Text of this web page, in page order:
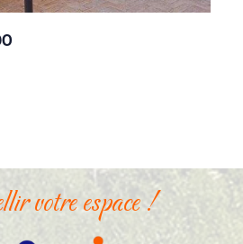
votre espace !